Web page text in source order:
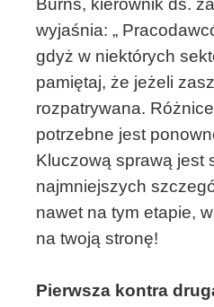
Burns, kierownik ds.
wyjaśnia: „
gdyż w niektórych
pamiętaj, że jeżeli
rozpatrywana.
potrzebne jest
Kluczową sprawą jest
najmniejszych
nawet na tym etapie,
na twoją stronę!
Pierwsza kontra